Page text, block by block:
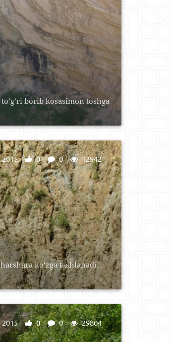
borib kosasimon toshga
ko‘zga tashlanadi.
2015 0 0 12942
2015 0 0 29804